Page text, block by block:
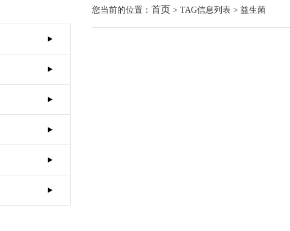
您当前的位置：首页 > TAG信息列表 > 益生菌